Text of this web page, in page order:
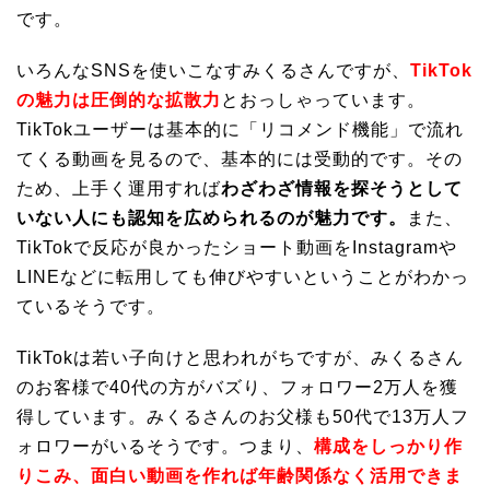
です。
いろんなSNSを使いこなすみくるさんですが、 TikTok
の魅力は圧倒的な拡散力 とおっしゃっています。
TikTokユーザーは基本的に「リコメンド機能」で流れ
てくる動画を見るので、基本的には受動的です。その
ため、上手く運用すればわざわざ情報を探そうとして
いない人にも認知を広められるのが魅力です。
また、
TikTokで反応が良かったショート動画をInstagramや
LINEなどに転用しても伸びやすいということがわかっ
ているそうです。
TikTokは若い子向けと思われがちですが、みくるさん
のお客様で40代の方がバズり、フォロワー2万人を獲
得しています。みくるさんのお父様も50代で13万人フ
ォロワーがいるそうです。つまり、 構成をしっかり作
りこみ、面白い動画を作れば年齢関係なく活用できま